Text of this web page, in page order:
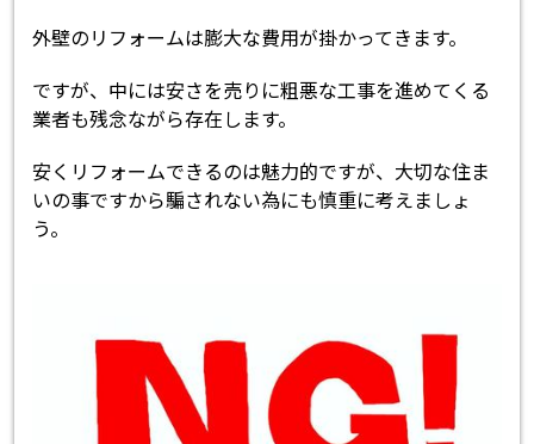
外壁のリフォームは膨大な費用が掛かってきます。
ですが、中には安さを売りに粗悪な工事を進めてくる
業者も残念ながら存在します。
安くリフォームできるのは魅力的ですが、大切な住ま
いの事ですから騙されない為にも慎重に考えましょ
う。